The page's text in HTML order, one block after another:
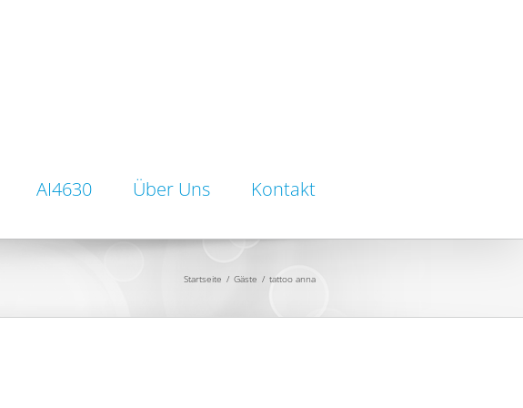
AI4630 Über Uns Kontakt
Startseite / Gäste / tattoo anna